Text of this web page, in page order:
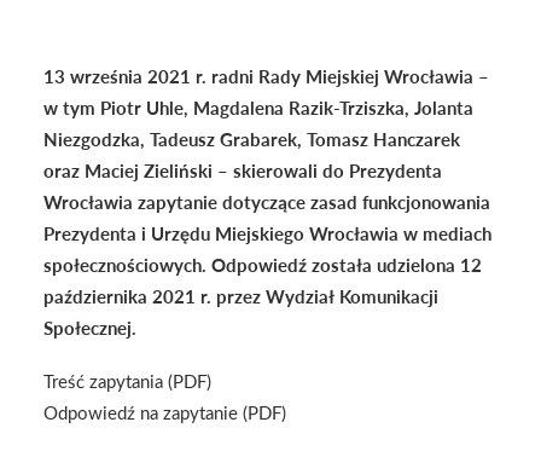
13 września 2021 r. radni Rady Miejskiej Wrocławia –
w tym Piotr Uhle, Magdalena Razik-Trziszka, Jolanta
Niezgodzka, Tadeusz Grabarek, Tomasz Hanczarek
oraz Maciej Zieliński – skierowali do Prezydenta
Wrocławia zapytanie dotyczące zasad funkcjonowania
Prezydenta i Urzędu Miejskiego Wrocławia w mediach
społecznościowych. Odpowiedź została udzielona 12
października 2021 r. przez Wydział Komunikacji
Społecznej.
Treść zapytania (PDF)
Odpowiedź na zapytanie (PDF)